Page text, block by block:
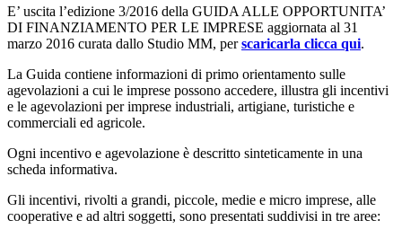
E’ uscita l’edizione 3/2016 della GUIDA ALLE OPPORTUNITA’
DI FINANZIAMENTO PER LE IMPRESE aggiornata al 31
marzo 2016 curata dallo Studio MM, perscaricarla clicca qui.
La Guida contiene informazioni di primo orientamento sulle
agevolazioni a cui le imprese possono accedere, illustra gli incentivi
e le agevolazioni per imprese industriali, artigiane, turistiche e
commerciali ed agricole.
Ogni incentivo e agevolazione è descritto sinteticamente in una
scheda informativa.
Gli incentivi, rivolti a grandi, piccole, medie e micro imprese, alle
cooperative e ad altri soggetti, sono presentati suddivisi in tre aree: